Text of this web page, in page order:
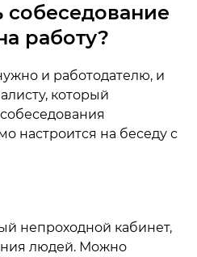
собеседование
работу?
и работодателю, и
который
настроится на беседу с
непроходной кабинет,
людей. Можно